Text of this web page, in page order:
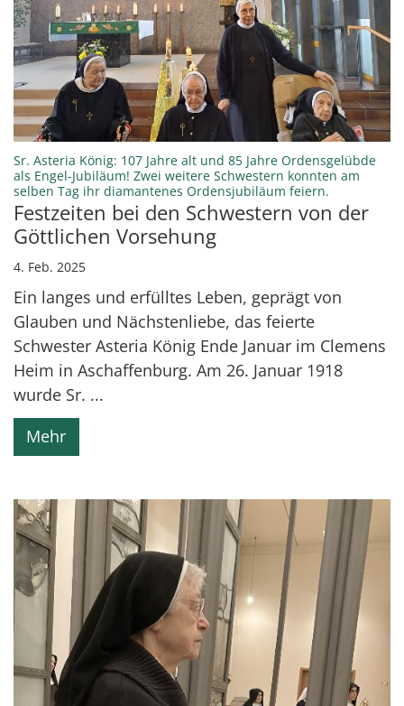
Sr. Asteria König: 107 Jahre alt und 85 Jahre Ordensgelübde
als Engel-Jubiläum! Zwei weitere Schwestern konnten am
selben Tag ihr diamantenes Ordensjubiläum feiern.
Festzeiten bei den Schwestern von der
Göttlichen Vorsehung
4. Feb. 2025
Ein langes und erfülltes Leben, geprägt von
Glauben und Nächstenliebe, das feierte
Schwester Asteria König Ende Januar im Clemens
Heim in Aschaffenburg. Am 26. Januar 1918
wurde Sr. ...
Mehr